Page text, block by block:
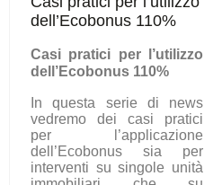
dell’Ecobonus 110%
Casi pratici per l’utilizzo
dell’Ecobonus 110%
In questa serie di news
vedremo dei casi pratici
per l’applicazione
dell’Ecobonus sia per
interventi su singole unità